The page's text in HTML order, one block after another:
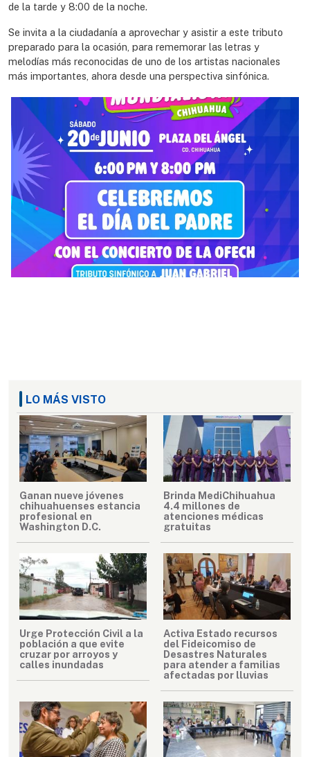
de la tarde y 8:00 de la noche.
Se invita a la ciudadanía a aprovechar y asistir a este tributo
preparado para la ocasión, para rememorar las letras y
melodías más reconocidas de uno de los artistas nacionales
más importantes, ahora desde una perspectiva sinfónica.
LO MÁS VISTO
Ganan nueve jóvenes
chihuahuenses estancia
profesional en
Washington D.C.
Brinda MediChihuahua
4.4 millones de
atenciones médicas
gratuitas
Urge Protección Civil a la
población a que evite
cruzar por arroyos y
calles inundadas
Activa Estado recursos
del Fideicomiso de
Desastres Naturales
para atender a familias
afectadas por lluvias